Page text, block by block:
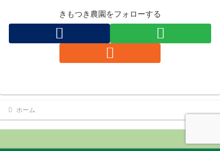
きもつき農園をフォローする
ホーム